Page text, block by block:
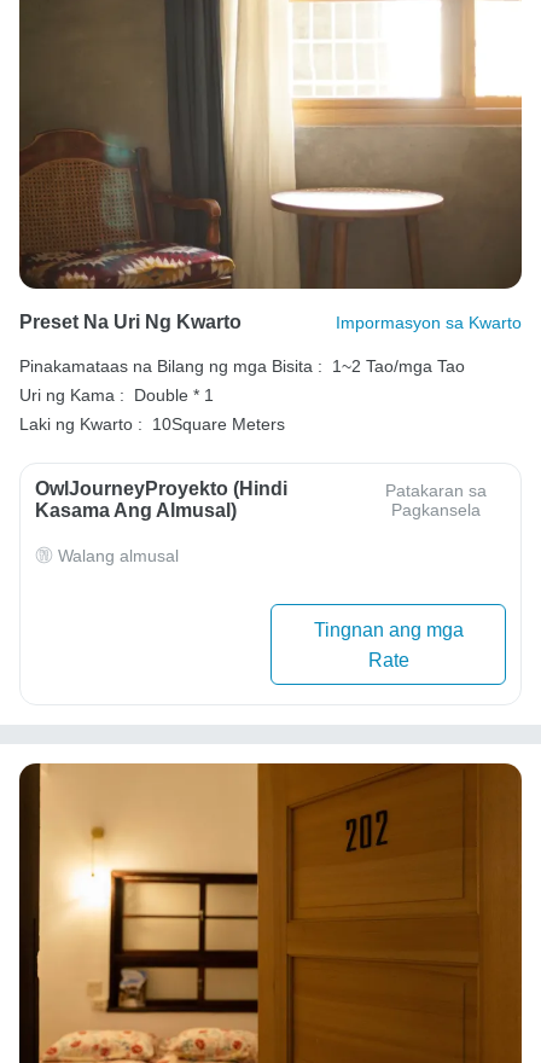
Preset Na Uri Ng Kwarto Impormasyon sa Kwarto
Pinakamataas na Bilang ng mga Bisita :
1~2 Tao/mga Tao
Uri ng Kama :
Double * 1
Laki ng Kwarto :
10Square Meters
OwlJourneyProyekto (Hindi
Kasama Ang Almusal)
Patakaran sa
Pagkansela
Walang almusal
Tingnan ang mga
Rate